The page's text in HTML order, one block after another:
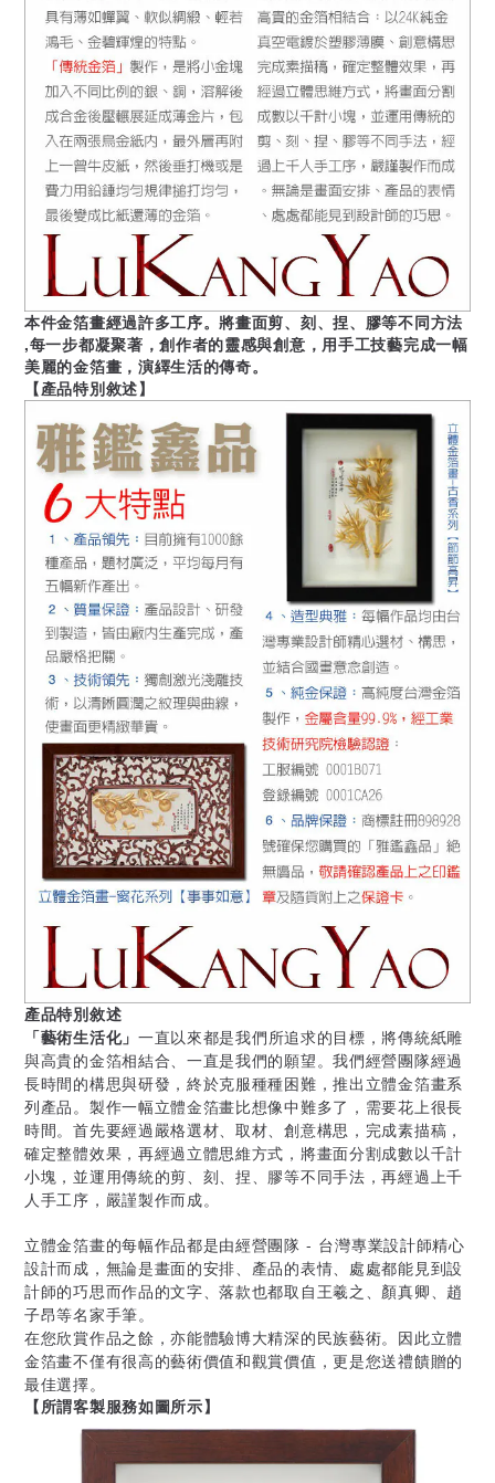
本件金箔畫經過許多工序。將畫面剪、刻、捏、膠等不同方法
,每一步都凝聚著，創作者的靈感與創意，用手工技藝完成一幅
美麗的金箔畫，演繹生活的傳奇。
【產品特別敘述】
產品特別敘述
「藝術生活化」 一直以來都是我們所追求的目標，將傳統紙雕
與高貴的金箔相結合、一直是我們的願望。我們經營團隊經過
長時間的構思與研發，終於克服種種困難，推出立體金箔畫系
列產品。製作一幅立體金箔畫比想像中難多了，需要花上很長
時間。首先要經過嚴格選材、取材、創意構思，完成素描稿，
確定整體效果，再經過立體思維方式，將畫面分割成數以千計
小塊，並運用傳統的剪、刻、捏、膠等不同手法，再經過上千
人手工序，嚴謹製作而成。
立體金箔畫的每幅作品都是由經營團隊 - 台灣專業設計師精心
設計而成，無論是畫面的安排、產品的表情、處處都能見到設
計師的巧思而作品的文字、落款也都取自王羲之、顏真卿、趙
子昂等名家手筆。
在您欣賞作品之餘，亦能體驗博大精深的民族藝術。因此立體
金箔畫不僅有很高的藝術價值和觀賞價值，更是您送禮饋贈的
最佳選擇。
【所謂客製服務如圖所示】